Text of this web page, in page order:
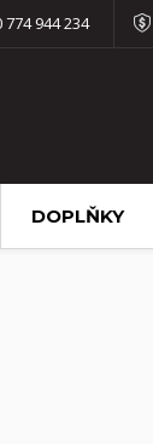
774 944 234
DOPLŇKY